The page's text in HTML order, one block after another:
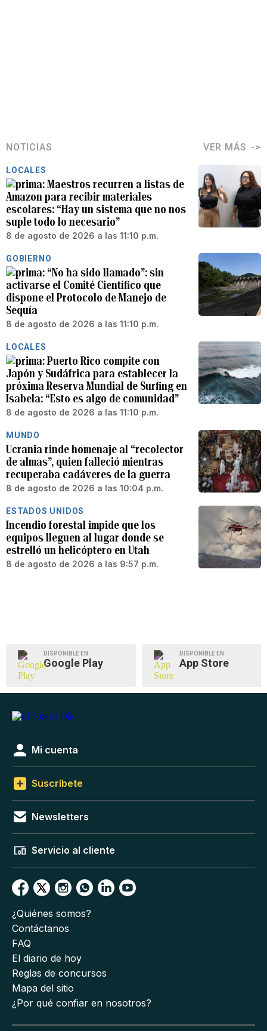
NOTICIAS VER MÁS
LOCALES
Maestros recurren a listas de
Amazon para recibir materiales
escolares: “Hay un sistema que no nos
suple todo lo necesario”
8 de agosto de 2026 a las 11:10 p.m.
GOBIERNO
“No ha sido llamado”: sin
activarse el Comité Científico que
dispone el Protocolo de Manejo de
Sequía
8 de agosto de 2026 a las 11:10 p.m.
LOCALES
Puerto Rico compite con
Japón y Sudáfrica para establecer la
próxima Reserva Mundial de Surfing en
Isabela: “Esto es algo de comunidad”
8 de agosto de 2026 a las 11:10 p.m.
MUNDO
Ucrania rinde homenaje al “recolector
de almas”, quien falleció mientras
recuperaba cadáveres de la guerra
8 de agosto de 2026 a las 10:04 p.m.
ESTADOS UNIDOS
Incendio forestal impide que los
equipos lleguen al lugar donde se
estrelló un helicóptero en Utah
8 de agosto de 2026 a las 9:57 p.m.
DISPONIBLE EN
Google Play
DISPONIBLE EN
App Store
Mi cuenta
Suscríbete
Newsletters
Servicio al cliente
¿Quiénes somos?
Contáctanos
FAQ
El diario de hoy
Reglas de concursos
Mapa del sitio
¿Por qué confiar en nosotros?